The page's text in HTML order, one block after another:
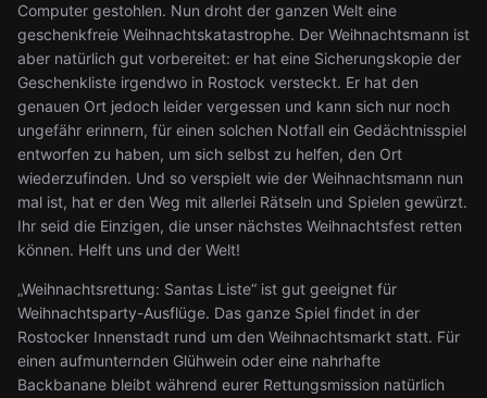
Computer gestohlen. Nun droht der ganzen Welt eine
geschenkfreie Weihnachtskatastrophe. Der Weihnachtsmann ist
aber natürlich gut vorbereitet: er hat eine Sicherungskopie der
Geschenkliste irgendwo in Rostock versteckt. Er hat den
genauen Ort jedoch leider vergessen und kann sich nur noch
ungefähr erinnern, für einen solchen Notfall ein Gedächtnisspiel
entworfen zu haben, um sich selbst zu helfen, den Ort
wiederzufinden. Und so verspielt wie der Weihnachtsmann nun
mal ist, hat er den Weg mit allerlei Rätseln und Spielen gewürzt.
Ihr seid die Einzigen, die unser nächstes Weihnachtsfest retten
können. Helft uns und der Welt!
„Weihnachtsrettung: Santas Liste“ ist gut geeignet für
Weihnachtsparty-Ausflüge. Das ganze Spiel findet in der
Rostocker Innenstadt rund um den Weihnachtsmarkt statt. Für
einen aufmunternden Glühwein oder eine nahrhafte
Backbanane bleibt während eurer Rettungsmission natürlich